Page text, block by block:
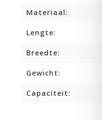
Materiaal:
Lengte:
Breedte:
Gewicht:
Capaciteit: